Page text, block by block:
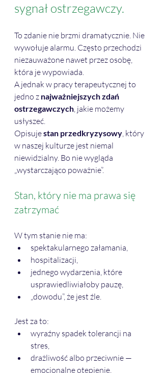
sygnał ostrzegawczy.
To zdanie nie brzmi dramatycznie. Nie
wywołuje alarmu. Często przechodzi
niezauważone nawet przez osobę,
która je wypowiada.
A jednak w pracy terapeutycznej to
jedno z najważniejszych zdań
ostrzegawczych, jakie możemy
usłyszeć.
Opisuje stan przedkryzysowy, który
w naszej kulturze jest niemal
niewidzialny. Bo nie wygląda
„wystarczająco poważnie”.
Stan, który nie ma prawa się
zatrzymać
W tym stanie nie ma:
spektakularnego załamania,
hospitalizacji,
jednego wydarzenia, które
usprawiedliwiałoby pauzę,
„dowodu”, że jest źle.
Jest za to:
wyraźny spadek tolerancji na
stres,
drażliwość albo przeciwnie —
emocjonalne otępienie,